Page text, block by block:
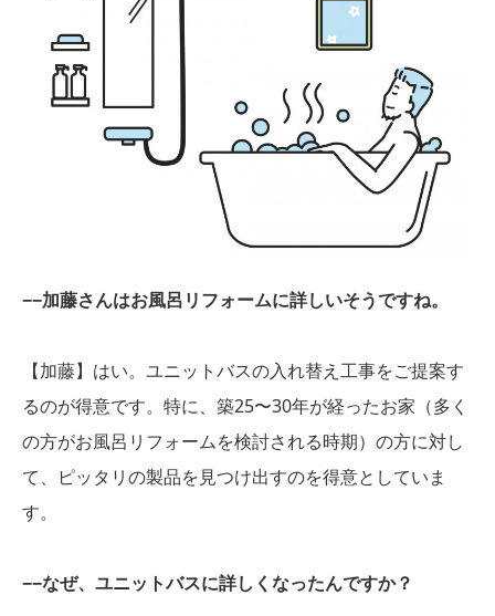
−−加藤さんはお風呂リフォームに詳しいそうですね。
【加藤】はい。ユニットバスの入れ替え工事をご提案す
るのが得意です。特に、築25〜30年が経ったお家（多く
の方がお風呂リフォームを検討される時期）の方に対し
て、ピッタリの製品を見つけ出すのを得意としていま
す。
−−なぜ、ユニットバスに詳しくなったんですか？